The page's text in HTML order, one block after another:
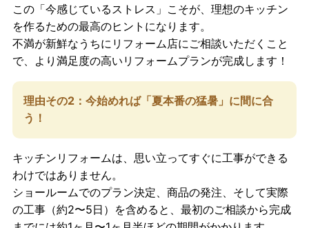
この「今感じているストレス」こそが、理想のキッチン
を作るための最高のヒントになります。
不満が新鮮なうちにリフォーム店にご相談いただくこと
で、より満足度の高いリフォームプランが完成します！
理由その2：今始めれば「夏本番の猛暑」に間に合
う！
キッチンリフォームは、思い立ってすぐに工事ができる
わけではありません。
ショールームでのプラン決定、商品の発注、そして実際
の工事（約2〜5日）を含めると、最初のご相談から完成